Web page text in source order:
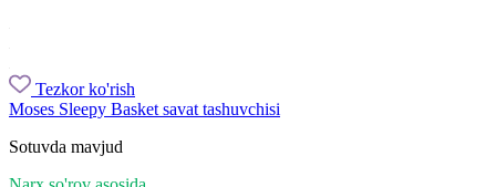
Tezkor ko'rish
Moses Sleepy Basket savat tashuvchisi
Sotuvda mavjud